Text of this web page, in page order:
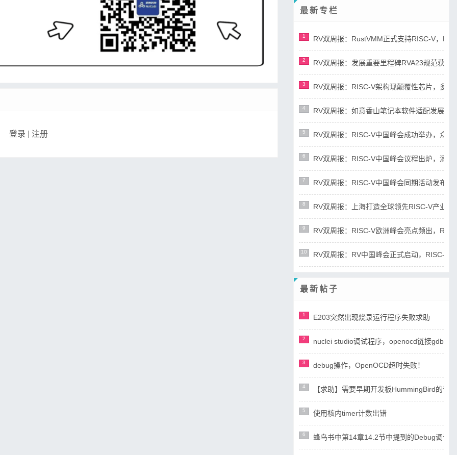
登录 注册
最新专栏
1 RV双周报：RustVMM正式支持RISC-V，
2 RV双周报：发展重要里程碑RVA23规范获
3 RV双周报：RISC-V架构现颠覆性芯片，多
4 RV双周报：如意香山笔记本软件适配发展
5 RV双周报：RISC-V中国峰会成功举办，众
6 RV双周报：RISC-V中国峰会议程出炉，滴
7 RV双周报：RISC-V中国峰会同期活动发布
8 RV双周报：上海打造全球领先RISC-V产业
9 RV双周报：RISC-V欧洲峰会亮点频出，
10 RV双周报：RV中国峰会正式启动，RISC-V
最新帖子
1 E203突然出现烧录运行程序失败求助
2 nuclei studio调试程序，openocd链接gdb失
3 debug操作，OpenOCD超时失败！
4 【求助】需要早期开发板HummingBird的详
5 使用核内timer计数出错
6 蜂鸟书中第14章14.2节中提到的Debug调试